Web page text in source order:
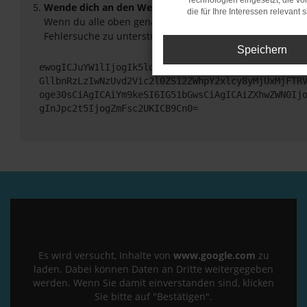
Wende dich an den Webseitenbetreiber.
Wenn du alle oben genannten Schritte versucht hast,
Fehlersuche zu unterstützen:
gInJpc2t5IjogZmFsc2UKICB9Cn0=
Es wird versucht, Inhalte von www.google.com zu
laden. Dabei können Daten an Dritte weitergegeben
werden. Wenn Sie damit einverstanden sind, klicken
Sie bitte auf "Bestätigen".
die für Ihre Interessen relevant
Speichern